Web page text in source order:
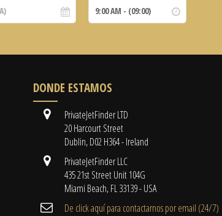
DONDE ESTAMOS
PrivateJetFinder LTD
20 Harcourt Street
Dublin, D02 H364 - Ireland
PrivateJetFinder LLC
435 21st Street Unit 104G
Miami Beach, FL 33139 - USA
De click aquí para contactarnos por email ​(24/7)